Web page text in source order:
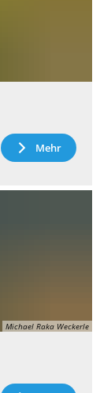
Mehr
Michael Raka Weckerle